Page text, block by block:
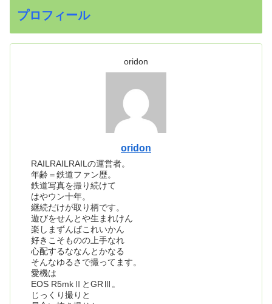
プロフィール
oridon
oridon
RAILRAILRAILの運営者。
年齢＝鉄道ファン歴。
鉄道写真を撮り続けて
はやウン十年。
継続だけが取り柄です。
遊びをせんとや生まれけん
楽しまずんばこれいかん
好きこそものの上手なれ
心配するななんとかなる
そんなゆるさで撮ってます。
愛機は
EOS R5mkⅡとGRⅢ。
じっくり撮りと